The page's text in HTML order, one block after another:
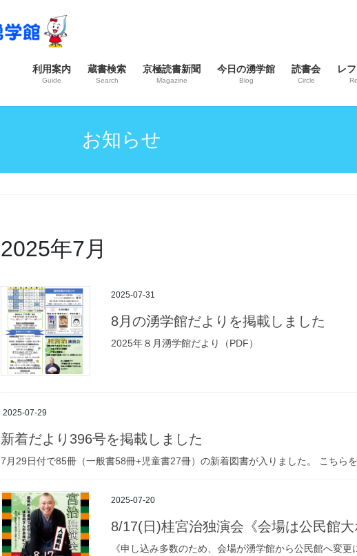
利用案内
Guide
蔵書検索
Search
京極読書新聞
Magazine
今日の湧学館
Blog
読書会
Circle
レ
お知らせ
2025年7月
2025-07-31
8月の湧学館だよりを掲載しました
2025年８月湧学館だより（PDF）
2025-07-29
新着だより396号を掲載しました
7月29日付で85冊（一般書58冊+児童書27冊）の新着図書が入りました。 こち
2025-07-20
8/17(日)桂宮治独演会《会場は公民館大
《申し込み多数のため、会場が湧学館から公民館へ変